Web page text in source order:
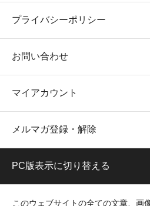
プライバシーポリシー
お問い合わせ
マイアカウント
メルマガ登録・解除
PC版表示に切り替える
このウェブサイトの全ての文章、画